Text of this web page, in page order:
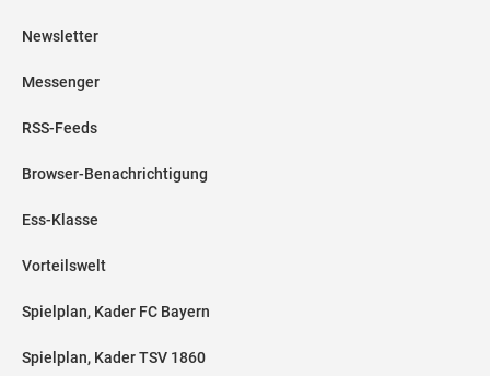
Newsletter
Messenger
RSS-Feeds
Browser-Benachrichtigung
Ess-Klasse
Vorteilswelt
Spielplan, Kader FC Bayern
Spielplan, Kader TSV 1860